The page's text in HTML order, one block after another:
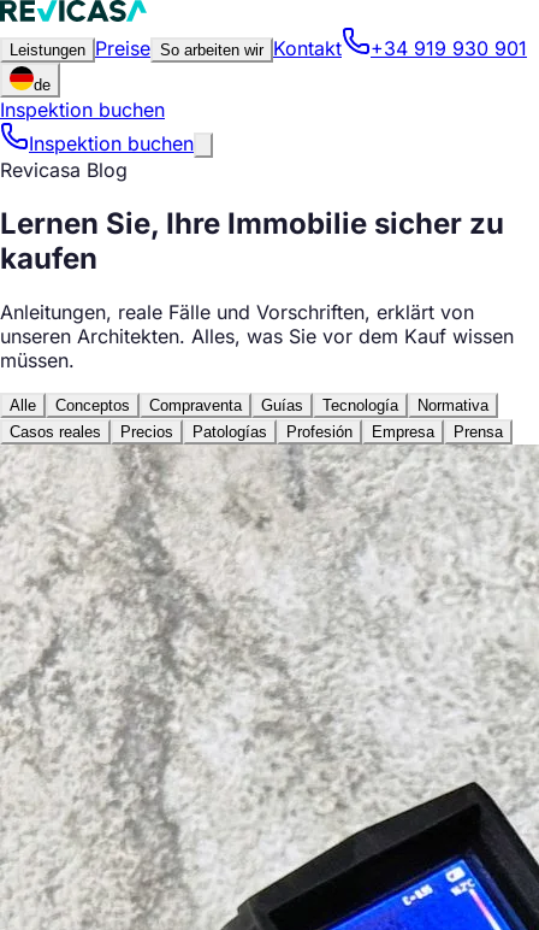
Leistungen Preise So arbeiten wir Kontakt +34 919 930 901
de
Inspektion buchen
Inspektion buchen
Revicasa Blog
Lernen Sie, Ihre Immobilie sicher zu
kaufen
Anleitungen, reale Fälle und Vorschriften, erklärt von
unseren Architekten. Alles, was Sie vor dem Kauf wissen
müssen.
Alle Conceptos Compraventa Guías Tecnología
Normativa
Casos reales
Precios Patologías Profesión Empresa Prensa